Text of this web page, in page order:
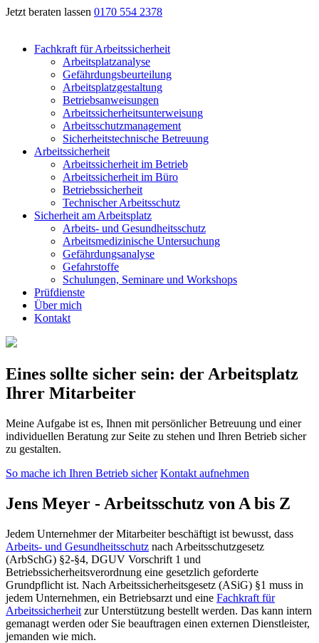
Jetzt beraten lassen 0170 554 2378
Fachkraft für Arbeitssicherheit
Arbeitsplatzanalyse
Gefährdungsbeurteilung
Arbeitsplatzgestaltung
Betriebsanweisungen
Arbeitssicherheitsunterweisung
Arbeitsschutzmanagement
Sicherheitstechnische Betreuung
Arbeitssicherheit
Arbeitssicherheit im Betrieb
Arbeitssicherheit im Büro
Betriebssicherheit
Technischer Arbeitsschutz
Sicherheit am Arbeitsplatz
Arbeits- und Gesundheitsschutz
Arbeitsmedizinische Untersuchung
Gefährdungsanalyse
Gefahrstoffe
Schulungen, Seminare und Workshops
Prüfdienste
Über mich
Kontakt
Eines sollte sicher sein: der Arbeitsplatz
Ihrer Mitarbeiter
Meine Aufgabe ist es, Ihnen mit persönlicher Betreuung und einer
individuellen Beratung zur Seite zu stehen und Ihren Betrieb sicher
zu gestalten.
So mache ich Ihren Betrieb sicher Kontakt aufnehmen
Jens Meyer - Arbeitsschutz von A bis Z
Jedem Unternehmer der Mitarbeiter beschäftigt ist bewusst, dass
Arbeits- und Gesundheitsschutz nach Arbeitsschutzgesetz
(ArbSchG) §2-§4, DGUV Vorschrift 1 und
Betriebssicherheitsverordnung eine gesetzlich geforderte
Grundpflicht ist. Nach Arbeitssicherheitsgesetz (ASiG) §1 muss in
jedem Unternehmen, ein Betriebsarzt und eine Fachkraft für
Arbeitssicherheit zur Unterstützung bestellt werden. Das kann intern
gemanagt werden oder Sie beauftragen einen externen Dienstleister,
jemanden wie mich.